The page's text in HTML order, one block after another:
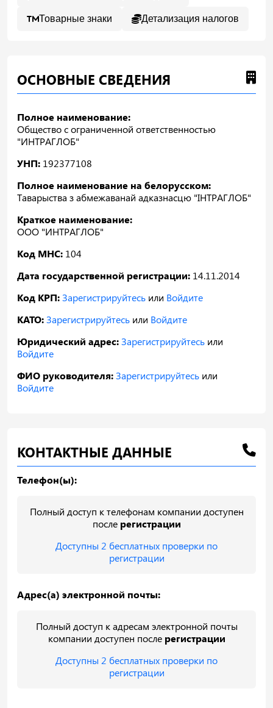
Товарные знаки Детализация налогов
ОСНОВНЫЕ СВЕДЕНИЯ
Полное наименование:
Общество с ограниченной ответственностью
"ИНТРАГЛОБ"
УНП: 192377108
Полное наименование на белорусском:
Таварыства з абмежаванай адказнасцю "ІНТРАГЛОБ"
Краткое наименование:
ООО "ИНТРАГЛОБ"
Код МНС: 104
Дата государственной регистрации: 14.11.2014
Код КРП:Зарегистрируйтесь или Войдите
КАТО:Зарегистрируйтесь или Войдите
Юридический адрес:Зарегистрируйтесь или
Войдите
ФИО руководителя:Зарегистрируйтесь или
Войдите
КОНТАКТНЫЕ ДАННЫЕ
Телефон(ы):
Полный доступ к телефонам компании доступен
после регистрации
Доступны 2 бесплатных проверки по
регистрации
Адрес(а) электронной почты:
Полный доступ к адресам электронной почты
компании доступен после регистрации
Доступны 2 бесплатных проверки по
регистрации